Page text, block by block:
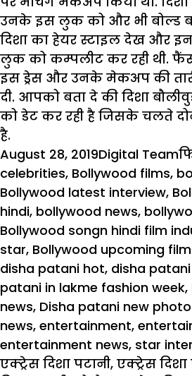
उनके इस लुक को और भी बोल्ड
दिशा का हेयर स्टाइल देख और
लुक को कम्पलीट कर रही थी.
इस ड्रेस और उनके मेकअप की
दी. आपको बता दे की दिशा
को डेट कर रही है जिसके चलते
है.
Posted
on
August 28, 2019Author
Digital Team
celebrities, Bollywood films,
Bollywood latest interview,
hindi, bollywood news,
Bollywood songn hindi film
star, Bollywood upcoming
disha patani hot, disha
patani in lakme fashion week,
news, Disha patani new
news, entertainment,
entertainment news, star
एक्ट्रेस दिशा पटानी, एक्ट्रेस